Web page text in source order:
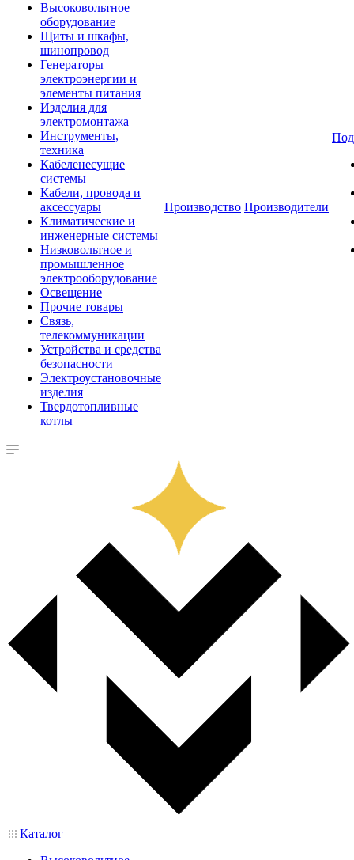
Высоковольтное
оборудование
Щиты и шкафы,
шинопровод
Генераторы
электроэнергии и
элементы питания
Изделия для
электромонтажа
Инструменты,
техника
Кабеленесущие
системы
Кабели, провода и
аксессуары
Климатические и
инженерные системы
Низковольтное и
промышленное
электрооборудование
Освещение
Прочие товары
Связь,
телекоммуникации
Устройства и средства
безопасности
Электроустановочные
изделия
Твердотопливные
котлы
Производство Производители
Каталог